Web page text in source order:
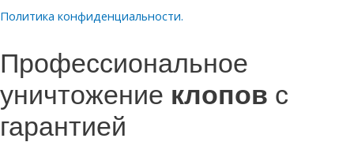
Политика конфиденциальности.
Профессиональное
уничтожение клопов с
гарантией